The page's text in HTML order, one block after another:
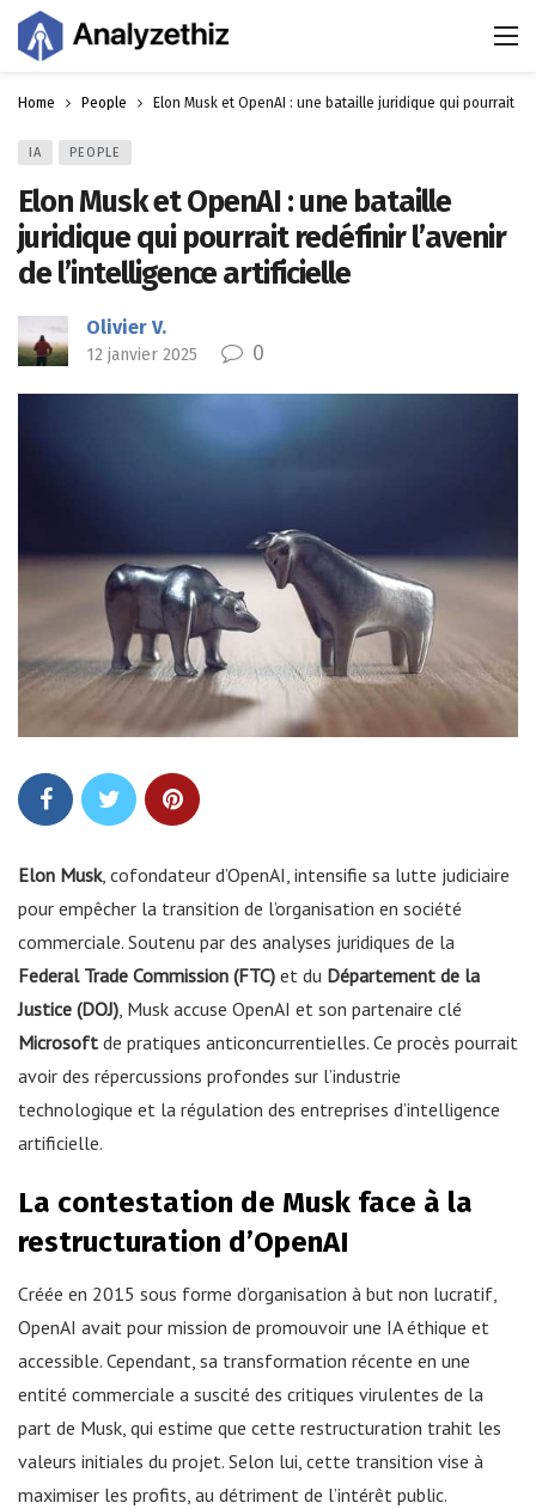
Home People Elon Musk et OpenAI : une bataille juridique qui pourrait
IA PEOPLE
Elon Musk et OpenAI : une bataille
juridique qui pourrait redéfinir l’avenir
de l’intelligence artificielle
Olivier V.
12 janvier 2025 0
Elon Musk, cofondateur d’OpenAI, intensifie sa lutte judiciaire
pour empêcher la transition de l’organisation en société
commerciale. Soutenu par des analyses juridiques de la
Federal Trade Commission (FTC) et du Département de la
Justice (DOJ), Musk accuse OpenAI et son partenaire clé
Microsoft de pratiques anticoncurrentielles. Ce procès pourrait
avoir des répercussions profondes sur l’industrie
technologique et la régulation des entreprises d’intelligence
artificielle.
La contestation de Musk face à la
restructuration d’OpenAI
Créée en 2015 sous forme d’organisation à but non lucratif,
OpenAI avait pour mission de promouvoir une IA éthique et
accessible. Cependant, sa transformation récente en une
entité commerciale a suscité des critiques virulentes de la
part de Musk, qui estime que cette restructuration trahit les
valeurs initiales du projet. Selon lui, cette transition vise à
maximiser les profits, au détriment de l’intérêt public.